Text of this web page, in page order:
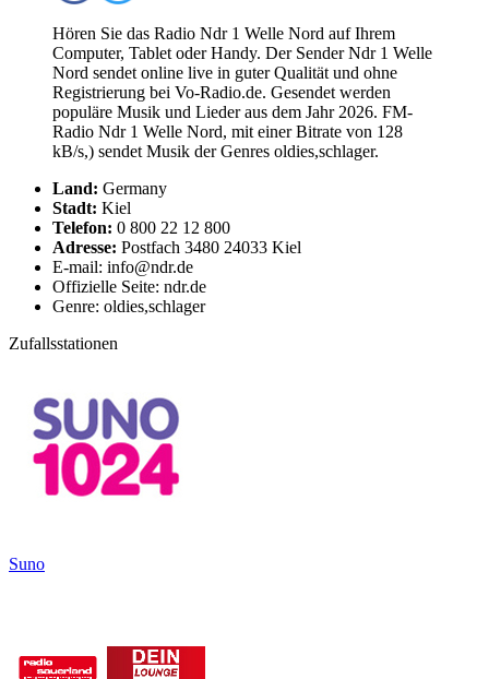
Hören Sie das Radio Ndr 1 Welle Nord auf Ihrem
Computer, Tablet oder Handy. Der Sender Ndr 1 Welle
Nord sendet online live in guter Qualität und ohne
Registrierung bei Vo-Radio.de. Gesendet werden
populäre Musik und Lieder aus dem Jahr 2026. FM-
Radio Ndr 1 Welle Nord, mit einer Bitrate von 128
kB/s,) sendet Musik der Genres oldies,schlager.
Land: Germany
Stadt: Kiel
Telefon: 0 800 22 12 800
Adresse: Postfach 3480 24033 Kiel
E-mail: info@ndr.de
Offizielle Seite: ndr.de
Genre: oldies,schlager
Zufallsstationen
Suno